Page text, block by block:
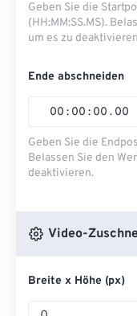
Geben Sie die
(HH:MM:SS.MS).
um es zu
Ende abschneiden
00 : 00 : 00 . 00
Geben Sie die
Belassen Sie den
deaktivieren.
Video-
Breite x Höhe (px)